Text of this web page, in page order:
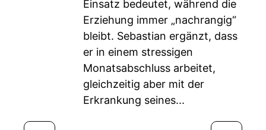
Einsatz bedeutet, während die
Erziehung immer „nachrangig“
bleibt. Sebastian ergänzt, dass
er in einem stressigen
Monatsabschluss arbeitet,
gleichzeitig aber mit der
Erkrankung seines...